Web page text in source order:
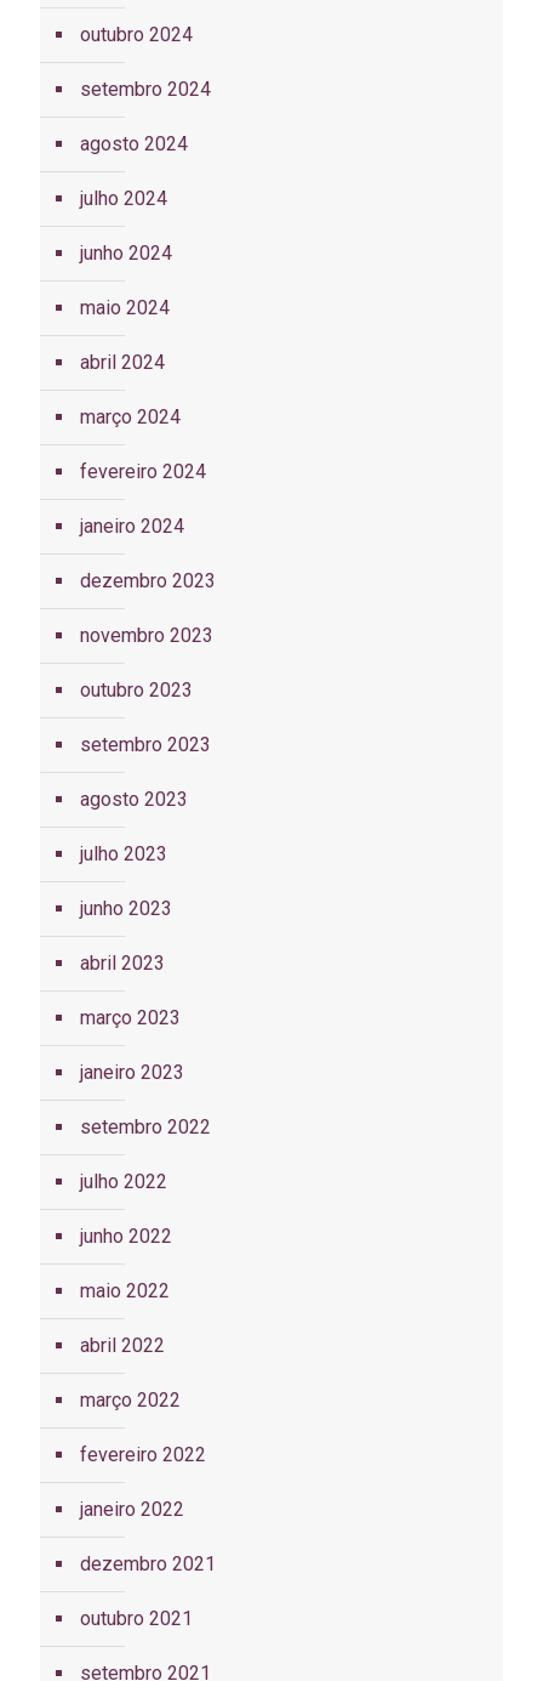
outubro 2024
setembro 2024
agosto 2024
julho 2024
junho 2024
maio 2024
abril 2024
março 2024
fevereiro 2024
janeiro 2024
dezembro 2023
novembro 2023
outubro 2023
setembro 2023
agosto 2023
julho 2023
junho 2023
abril 2023
março 2023
janeiro 2023
setembro 2022
julho 2022
junho 2022
maio 2022
abril 2022
março 2022
fevereiro 2022
janeiro 2022
dezembro 2021
outubro 2021
setembro 2021